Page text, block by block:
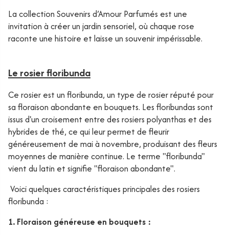
La collection Souvenirs d’Amour Parfumés est une
invitation à créer un jardin sensoriel, où chaque rose
raconte une histoire et laisse un souvenir impérissable.
Le rosier floribunda
Ce rosier est un floribunda, un type de rosier réputé pour
sa floraison abondante en bouquets. Les floribundas sont
issus d'un croisement entre des rosiers polyanthas et des
hybrides de thé, ce qui leur permet de fleurir
généreusement de mai à novembre, produisant des fleurs
moyennes de manière continue. Le terme "floribunda"
vient du latin et signifie "floraison abondante".
Voici quelques caractéristiques principales des rosiers
floribunda :
1. Floraison généreuse en bouquets :